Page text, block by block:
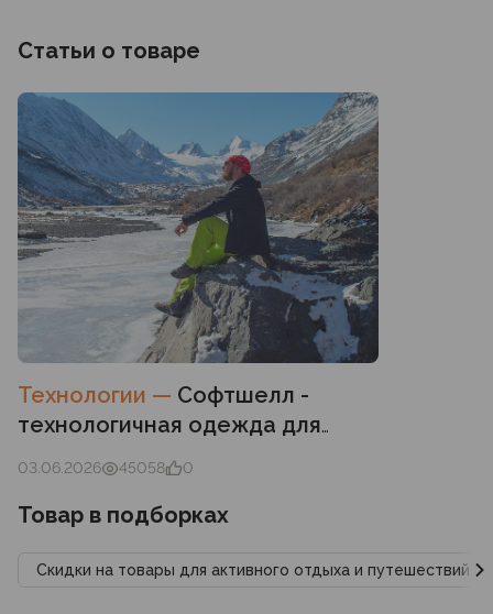
Статьи о товаре
Технологии — Софтшелл -
технологичная одежда для
любых погодных условий
03.06.2026 45058 0
Товар в подборках
Скидки на товары для активного отдыха и путешествий